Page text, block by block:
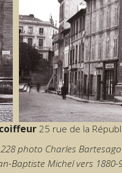
25 rue de la
photo Charles
Baptiste Michel vers 1880-